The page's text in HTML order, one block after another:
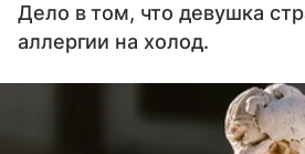
Дело в том, что девушка
аллергии на холод.